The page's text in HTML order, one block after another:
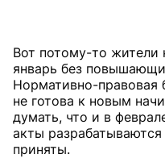
Вот потому-то жители
январь без
Нормативно-правовая
не готова к новым
думать, что и в
акты
приняты.